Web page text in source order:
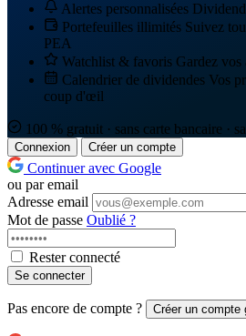
Alertes personnalisées
Portefeuilles illimités Suivez
PEA
Watchlist & favoris Gardez
Calendrier de dividendes Vos
coup d'œil
100 % gratuit · sans carte bancaire ·
Connexion Créer un compte
Continuer avec Google
ou par email
Adresse email
Mot de passe Oublié ?
Rester connecté
Se connecter
Pas encore de compte ? Créer un compte